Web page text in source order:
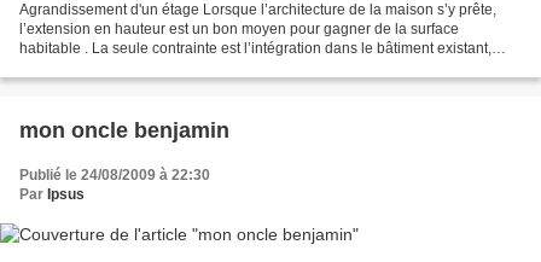
Agrandissement d'un étage Lorsque l’architecture de la maison s’y prête,
l’extension en hauteur est un bon moyen pour gagner de la surface
habitable . La seule contrainte est l’intégration dans le bâtiment existant,
mon oncle benjamin
Publié le 24/08/2009 à 22:30
Par Ipsus